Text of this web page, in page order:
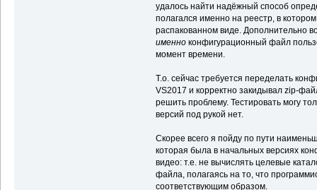
удалось найти надёжный способ
полагался именно на реестр, в
распакованном виде. Дополнительно
именноконфигурационный файл
момент времени.
Т.о. сейчас требуется переделать
VS2017 и корректно закидывал zip-
решить проблему. Тестировать могу
версий под рукой нет.
Скорее всего я пойду по пути
которая была в начальных версиях
видео: т.е. не вычислять целевые
файла, полагаясь на то, что
соответствующим образом.